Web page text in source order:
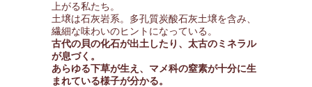
上がる私たち。
土壌は石灰岩系。多孔質炭酸石灰土壌を含み、
繊細な味わいのヒントになっている。
古代の貝の化石が出土したり、太古のミネラル
が息づく。
あらゆる下草が生え、マメ科の窒素が十分に生
まれている様子が分かる。